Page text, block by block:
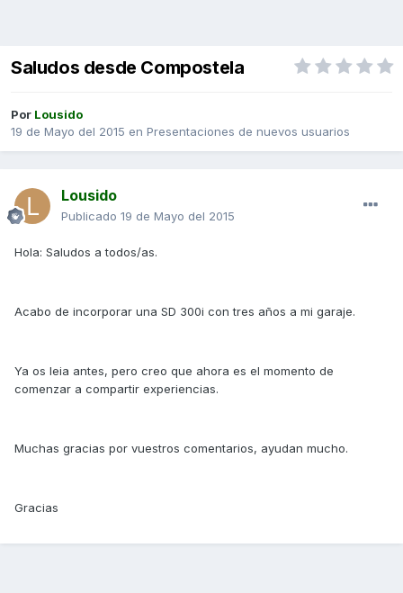
Saludos desde Compostela
Por Lousido
19 de Mayo del 2015 en Presentaciones de nuevos usuarios
Lousido
Publicado 19 de Mayo del 2015
Hola: Saludos a todos/as.
Acabo de incorporar una SD 300i con tres años a mi garaje.
Ya os leia antes, pero creo que ahora es el momento de
comenzar a compartir experiencias.
Muchas gracias por vuestros comentarios, ayudan mucho.
Gracias